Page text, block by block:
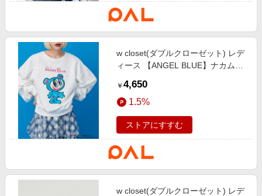
w closet(ダブルクローゼット) レデ
ィース 【ANGEL BLUE】ナカムラ
ホワイト
￥ 4,650
1.5%
ストアにすすむ
w closet(ダブルクローゼット) レデ